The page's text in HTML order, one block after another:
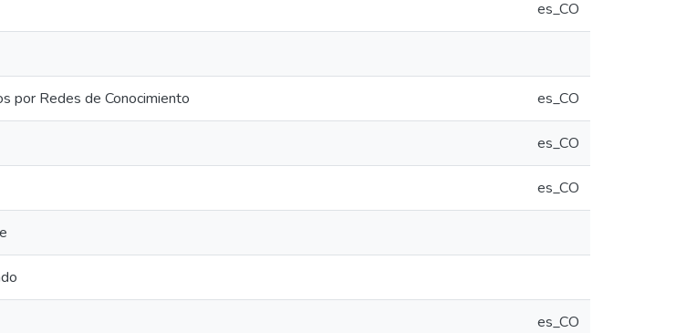
es_CO
por Redes de Conocimiento es_CO
es_CO
es_CO
es_CO